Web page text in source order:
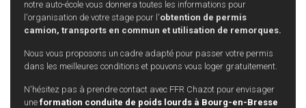
notre auto-école vous donnera toutes les informations pour
l'organisation de votre stage pour l'obtention de permis
camion, transports en commun et utilisation de remorques.
Nous vous proposons un cadre adapté pour passer votre permis
dans les meilleures conditions et pouvons vous loger gratuitement.
N'hésitez pas à prendre contact avec FFR Chazot pour envisager
une formation conduite de poids lourds à Bourg-en-Bresse